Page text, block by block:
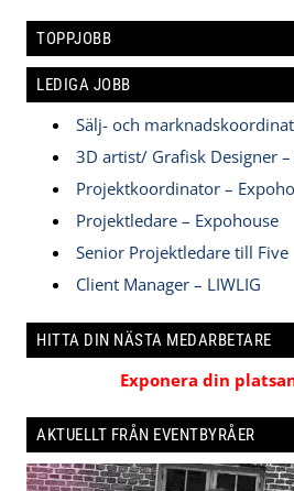
TOPPJOBB
LEDIGA JOBB
Sälj- och
3D artist/ Grafisk Designer
Projektkoordinator –
Projektledare – Expohouse
Senior Projektledare till Five
Client Manager – LIWLIG
HITTA DIN NÄSTA MEDARBETARE
Exponera din
AKTUELLT FRÅN EVENTBYRÅER